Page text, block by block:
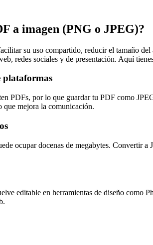
a imagen (PNG o JPEG)?
su uso compartido, reducir el tamaño
redes sociales y de presentación. Aquí
plataformas
PDFs, por lo que guardar tu PDF como
que mejora la comunicación.
ocupar docenas de megabytes. Convertir
editable en herramientas de diseño como